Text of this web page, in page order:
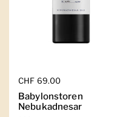
Regulärer Preis
CHF 69.00
Babylonstoren
Nebukadnesar